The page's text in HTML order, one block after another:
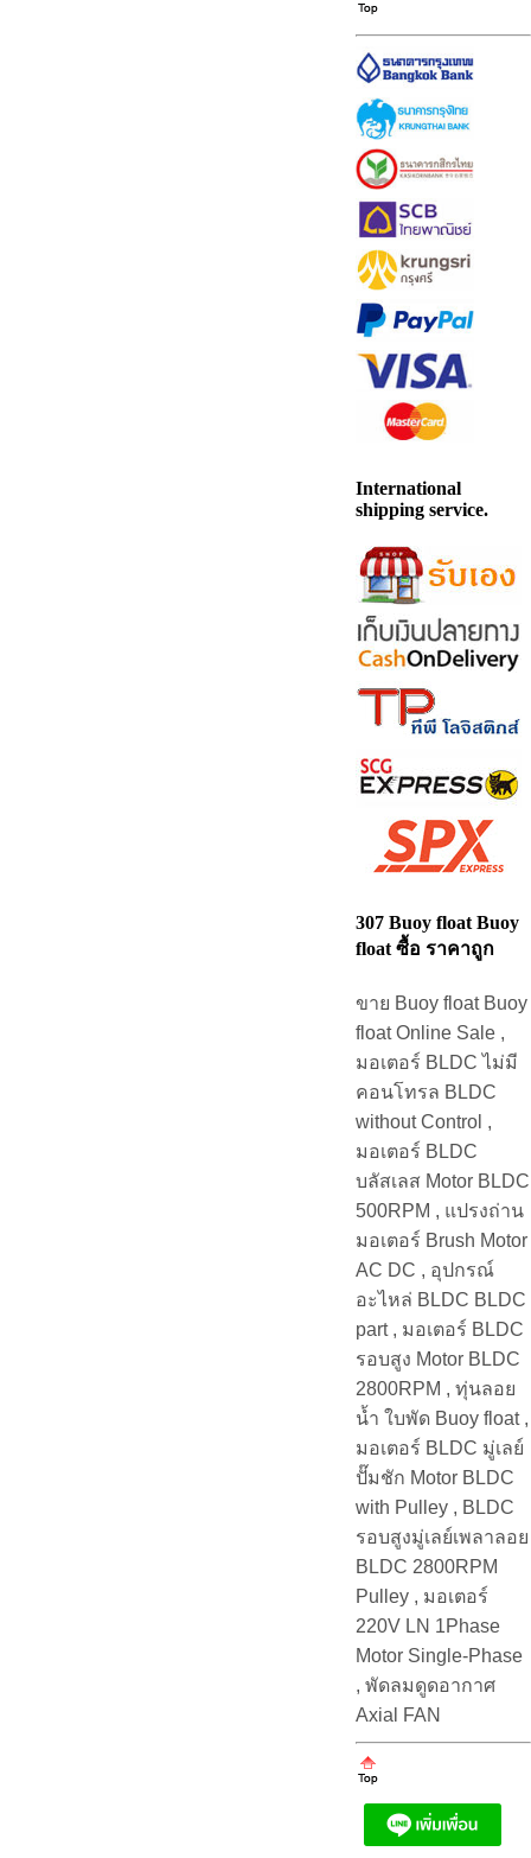
International
shipping service.
307 Buoy float Buoy
float ซื้อ ราคาถูก
ขาย Buoy float Buoy
float Online Sale ,
มอเตอร์ BLDC ไม่มี
คอนโทรล BLDC
without Control ,
มอเตอร์ BLDC
บลัสเลส Motor BLDC
500RPM , แปรงถ่าน
มอเตอร์ Brush Motor
AC DC , อุปกรณ์
อะไหล่ BLDC BLDC
part , มอเตอร์ BLDC
รอบสูง Motor BLDC
2800RPM , ทุ่นลอย
น้ำ ใบพัด Buoy float ,
มอเตอร์ BLDC มู่เลย์
ปั๊มชัก Motor BLDC
with Pulley , BLDC
รอบสูงมู่เลย์เพลาลอย
BLDC 2800RPM
Pulley , มอเตอร์
220V LN 1Phase
Motor Single-Phase
, พัดลมดูดอากาศ
Axial FAN